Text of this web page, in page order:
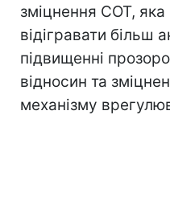
зміцнення СОТ, яка
відігравати більш
підвищенні
відносин та
механізму